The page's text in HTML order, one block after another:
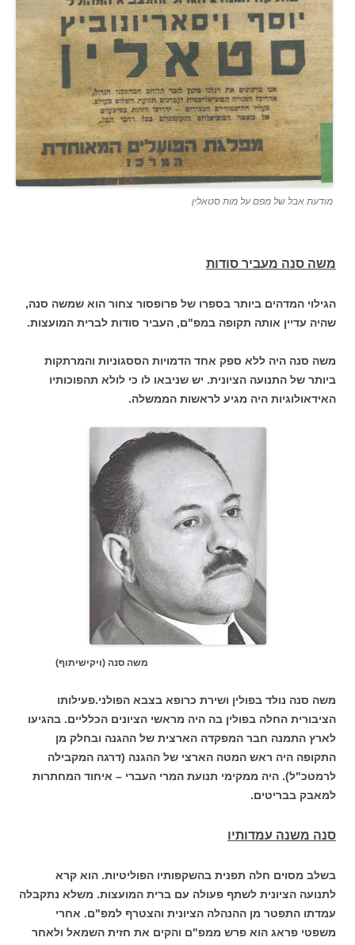
מודעת אבל של מפם על מות סטאלין
משה סנה מעביר סודות
הגילוי המדהים ביותר בספרו של פרופסור צחור הוא שמשה סנה,
שהיה עדיין אותה תקופה במפ"ם, העביר סודות לברית המועצות.
משה סנה היה ללא ספק אחד הדמויות הססגוניות והמרתקות
ביותר של התנועה הציונית. יש שניבאו לו כי לולא תהפוכותיו
האידאולוגיות היה מגיע לראשות הממשלה.
משה סנה (ויקישיתוף)
משה סנה נולד בפולין ושירת כרופא בצבא הפולני.פעילותו
הציבורית החלה בפולין בה היה מראשי הציונים הכלליים. בהגיעו
לארץ התמנה חבר המפקדה הארצית של ההגנה ובחלק מן
התקופה היה ראש המטה הארצי של ההגנה (דרגה המקבילה
לרמטכ"ל). היה ממקימי תנועת המרי העברי – איחוד המחתרות
למאבק בבריטים.
סנה משנה עמדותיו
בשלב מסוים חלה תפנית בהשקפותיו הפוליטיות. הוא קרא
לתנועה הציונית לשתף פעולה עם ברית המועצות. משלא נתקבלה
עמדתו התפטר מן ההנהלה הציונית והצטרף למפ"ם. אחרי
משפטי פראג הוא פרש ממפ"ם והקים את חזית השמאל ולאחר